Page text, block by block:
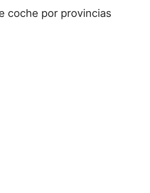
coche por provincias